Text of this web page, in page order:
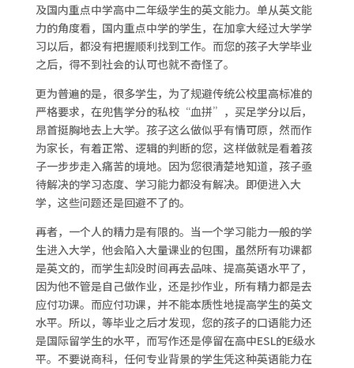
及国内重点中学高中二年级学生的英文能力。单从英文能
力的角度看，国内重点中学的学生，在加拿大经过大学学
习以后，都没有把握顺利找到工作。而您的孩子大学毕业
之后，得不到社会的认可也就不奇怪了。
更为普遍的是，很多学生，为了规避传统公校里高标准的
严格要求，在兜售学分的私校“血拼”，买足学分以后，
昂首挺胸地去上大学。孩子这么做似乎有情可原，然而作
为家长，有着正常、逻辑的判断的您，这样做就是看着孩
子一步步走入痛苦的境地。因为您很清楚地知道，孩子亟
待解决的学习态度、学习能力都没有解决。即便进入大
学，这些问题还是回避不了的。
再者，一个人的精力是有限的。当一个学习能力一般的学
生进入大学，他会陷入大量课业的包围，虽然所有功课都
是英文的，而学生却没时间再去品味、提高英语水平了，
因为他不管是自己做作业，还是抄作业，所有精力都是去
应付功课。而应付功课，并不能本质性地提高学生的英文
水平。所以，等毕业之后才发现，您的孩子的口语能力还
是国际留学生的水平，而写作还是停留在高中ESL的E级水
平。不要说商科，任何专业背景的学生凭这种英语能力在